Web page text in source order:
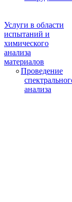
Услуги в области
испытаний и
химического
анализа
материалов
Проведение
анализа